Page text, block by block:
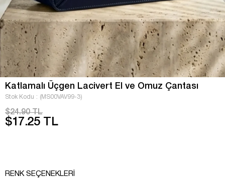
Katlamalı Üçgen Lacivert El ve Omuz Çantası
Stok Kodu (MS00VAV99-3)
$24.90 TL
$17.25 TL
RENK SEÇENEKLERI